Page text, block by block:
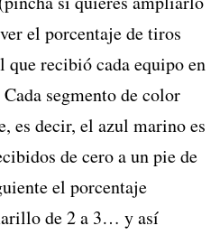
el porcentaje de tiros
que recibió cada equipo en
segmento de color
es decir, el azul marino es
de cero a un pie de
el porcentaje
de 2 a 3… y así